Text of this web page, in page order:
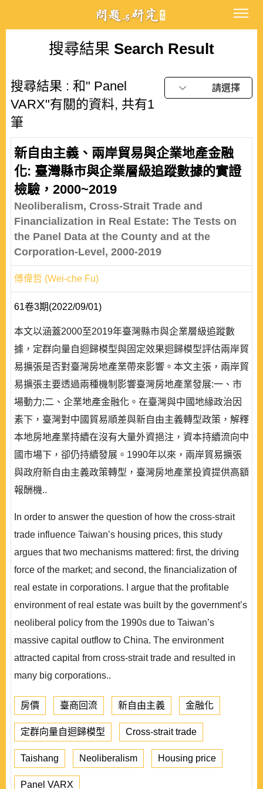
搜尋結果 Search Result
搜尋結果 : 和" Panel
VARX"有關的資料, 共有1
筆
請選擇
新自由主義、兩岸貿易與企業地產金融
化: 臺灣縣市與企業層級追蹤數據的實證
檢驗，2000~2019
Neoliberalism, Cross-Strait Trade and
Financialization in Real Estate: The Tests on
the Panel Data at the County and at the
Corporation-Level, 2000-2019
傅偉哲 (Wei-che Fu)
61卷3期(2022/09/01)
本文以涵蓋2000至2019年臺灣縣市與企業層級追蹤數
據，定群向量自迴歸模型與固定效果迴歸模型評估兩岸貿
易擴張是否對臺灣房地產業帶來影響。本文主張，兩岸貿
易擴張主要透過兩種機制影響臺灣房地產業發展:一、市
場動力;二、企業地產金融化。在臺灣與中國地緣政治因
素下，臺灣對中國貿易順差與新自由主義轉型政策，解釋
本地房地產業持續在沒有大量外資挹注，資本持續流向中
國市場下，卻仍持續發展。1990年以來，兩岸貿易擴張
與政府新自由主義政策轉型，臺灣房地產業投資提供高額
報酬機..
In order to answer the question of how the cross-strait
trade influence Taiwan’s housing prices, this study
argues that two mechanisms mattered: first, the driving
force of the market; and second, the financialization of
real estate in corporations. I argue that the profitable
environment of real estate was built by the government’s
neoliberal policy from the 1990s due to Taiwan’s
massive capital outflow to China. The environment
attracted capital from cross-strait trade and resulted in
many big corporations..
房價 臺商回流 新自由主義 金融化
定群向量自迴歸模型 Cross-strait trade
Taishang Neoliberalism Housing price
Panel VARX